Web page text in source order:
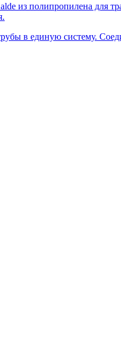
из полипропилена для
в единую систему.